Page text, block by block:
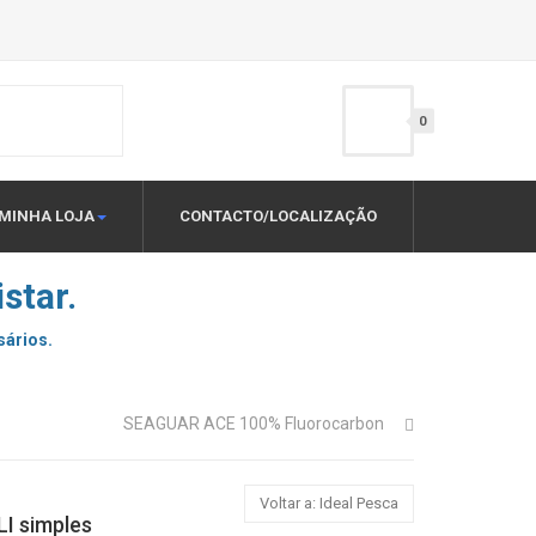
0
LOJA CONTACTO/LOCALIZAÇÃO
SEAGUAR ACE 100% Fluorocarbon
Voltar a: Ideal Pesca
simples